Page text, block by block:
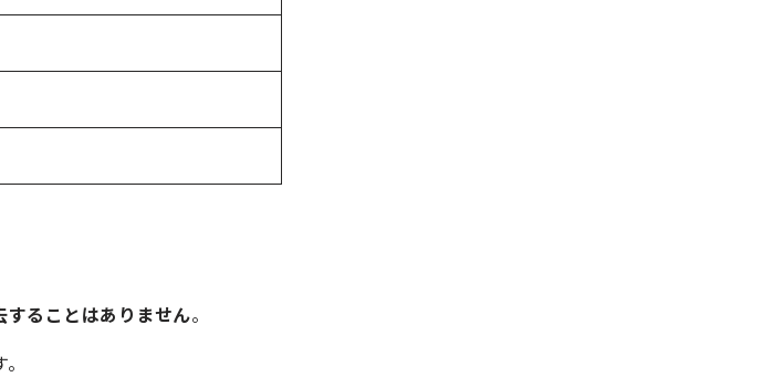
することはありません。